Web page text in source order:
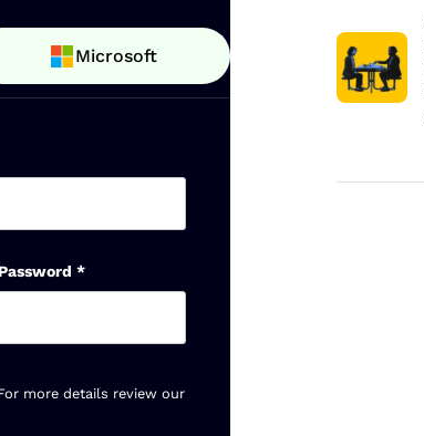
Microsoft
*
more details review our